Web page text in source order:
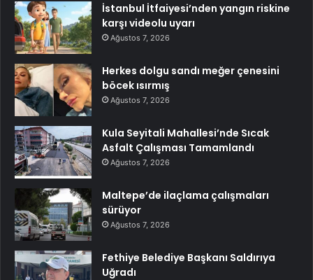
İstanbul İtfaiyesi’nden yangın riskine
karşı videolu uyarı
Ağustos 7, 2026
Herkes dolgu sandı meğer çenesini
böcek ısırmış
Ağustos 7, 2026
Kula Seyitali Mahallesi’nde Sıcak
Asfalt Çalışması Tamamlandı
Ağustos 7, 2026
Maltepe’de ilaçlama çalışmaları
sürüyor
Ağustos 7, 2026
Fethiye Belediye Başkanı Saldırıya
Uğradı